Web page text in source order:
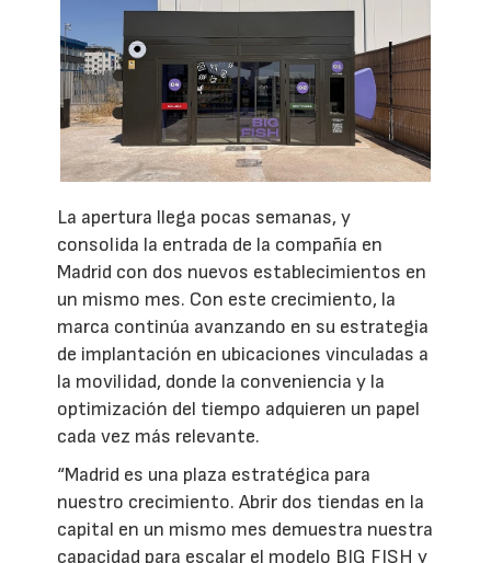
La apertura llega pocas semanas, y
consolida la entrada de la compañía en
Madrid con dos nuevos establecimientos en
un mismo mes. Con este crecimiento, la
marca continúa avanzando en su estrategia
de implantación en ubicaciones vinculadas a
la movilidad, donde la conveniencia y la
optimización del tiempo adquieren un papel
cada vez más relevante.
“Madrid es una plaza estratégica para
nuestro crecimiento. Abrir dos tiendas en la
capital en un mismo mes demuestra nuestra
capacidad para escalar el modelo BIG FISH y